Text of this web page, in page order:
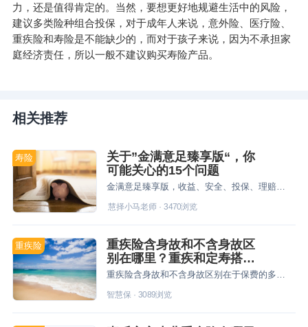
力，还是值得肯定的。当然，要想更好地规避生活中的风险，
建议多类险种组合投保，对于成年人来说，意外险、医疗险、
重疾险和寿险是不能缺少的，而对于孩子来说，因为不承担家
庭经济责任，所以一般不建议购买寿险产品。
相关推荐
寿险
关于”金满意足臻享版“，你
可能关心的15个问题
金满意足臻享版，收益、安全、投保、理赔都靠谱吗？
慧择小马老师· 3470浏览
重疾险
重疾险含身故和不含身故区
别在哪里？重疾和定寿搭配
更值得推荐吗
重疾险含身故和不含身故区别在于保费的多少以及赔付的问题上，如果预算不多，建议优先考虑不含身故责任的重疾险，同时搭配定寿投保，性价比更高。
智慧保· 3089浏览